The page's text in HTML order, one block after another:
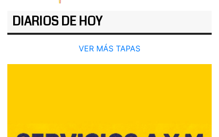
DIARIOS DE HOY
VER MÁS TAPAS